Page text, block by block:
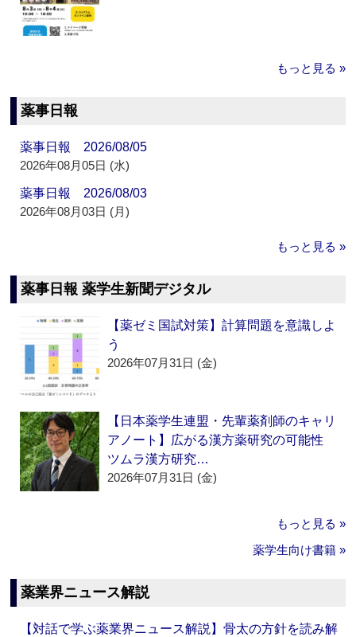
もっと見る »
薬事日報
薬事日報 2026/08/05
2026年08月05日 (水)
薬事日報 2026/08/03
2026年08月03日 (月)
もっと見る »
薬事日報 薬学生新聞デジタル
【薬ゼミ国試対策】計算問題を意識しよ
う
2026年07月31日 (金)
【日本薬学生連盟・先輩薬剤師のキャリ
アノート】広がる漢方薬研究の可能性
ツムラ漢方研究…
2026年07月31日 (金)
もっと見る »
薬学生向け書籍 »
薬業界ニュース解説
【対話で学ぶ薬業界ニュース解説】骨太の方針を読み解